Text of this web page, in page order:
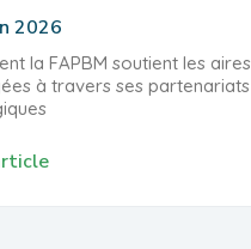
2026
la FAPBM soutient les aires
à travers ses partenariats